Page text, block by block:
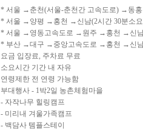
* 서울 →춘천(서울-춘천간 고속도로) →동
* 서울 →양평 →홍천 →신남(2시간 30분소요
* 서울 →영동고속도로 →원주 →홍천 →신남
* 부산 →대구 →중앙고속도로 →홍천 →신남
요금 입장료, 주차료 무료
소요시간 기간 내 자유
연령제한 전 연령 가능함
부대행사 - 1박2일 농촌체험마을
- 자작나무 힐링캠프
- 미리내 겨울가족캠프
- 백담사 템플스테이